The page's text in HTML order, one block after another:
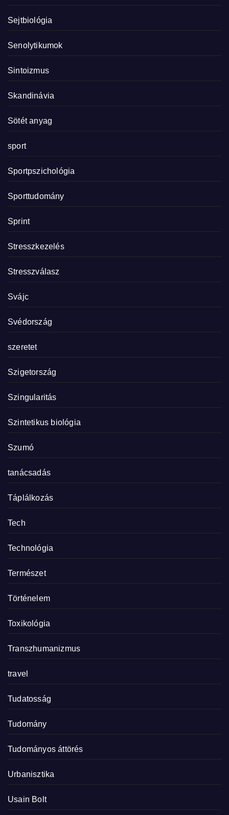
Sejtbiológia
Senolytikumok
Sintoizmus
Skandinávia
Sötét anyag
sport
Sportpszichológia
Sporttudomány
Sprint
Stresszkezelés
Stresszválasz
Svájc
Svédország
szeretet
Szigetország
Szingularitás
Szintetikus biológia
Szumó
tanácsadás
Táplálkozás
Tech
Technológia
Természet
Történelem
Toxikológia
Transzhumanizmus
travel
Tudatosság
Tudomány
Tudományos áttörés
Urbanisztika
Usain Bolt